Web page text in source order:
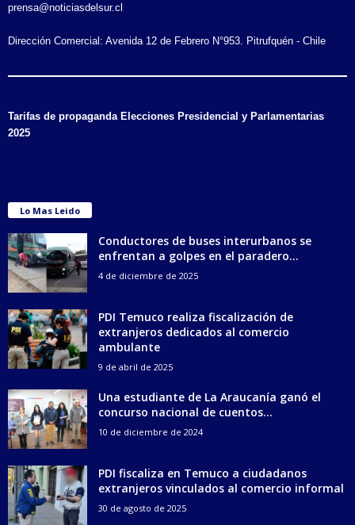
prensa@noticiasdelsur.cl
Dirección Comercial: Avenida 12 de Febrero N°953. Pitrufquén - Chile
Tarifas de propaganda Elecciones Presidencial y Parlamentarias
2025
Lo Mas Leido
Conductores de buses interurbanos se
enfrentan a golpes en el paradero...
4 de diciembre de 2025
PDI Temuco realiza fiscalización de
extranjeros dedicados al comercio
ambulante
9 de abril de 2025
Una estudiante de La Araucanía ganó el
concurso nacional de cuentos...
10 de diciembre de 2024
PDI fiscaliza en Temuco a ciudadanos
extranjeros vinculados al comercio informal
30 de agosto de 2025